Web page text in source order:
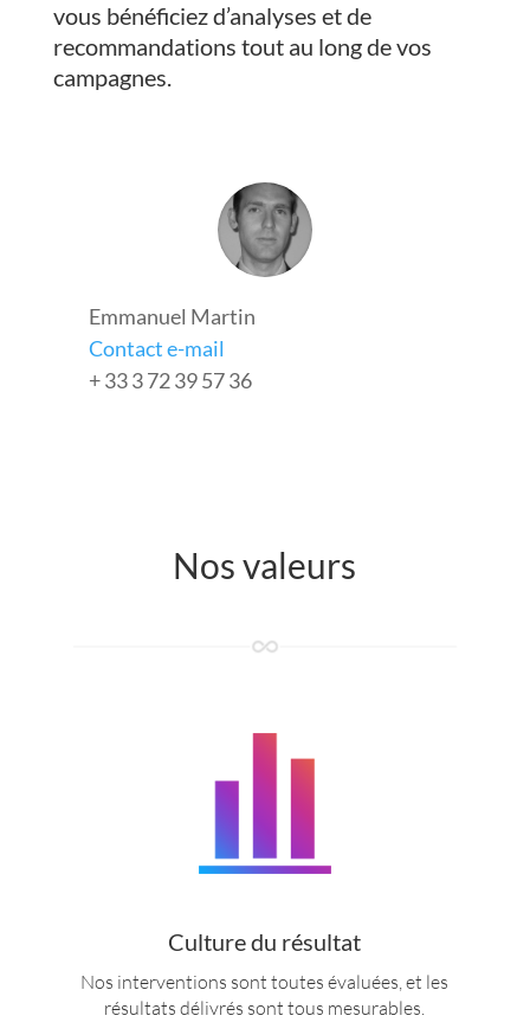
vous bénéficiez d’analyses et de
recommandations tout au long de vos
campagnes.
Emmanuel Martin
Contact e-mail
+ 33 3 72 39 57 36
Nos valeurs
Culture du résultat
Nos interventions sont toutes évaluées, et les
résultats délivrés sont tous mesurables.